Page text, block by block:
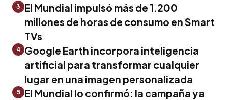
3
El Mundial impulsó más de 1.200
millones de horas de consumo en Smart
TVs
4 Google Earth incorpora inteligencia
artificial para transformar cualquier
lugar en una imagen personalizada
5
El Mundial lo confirmó: la campaña ya